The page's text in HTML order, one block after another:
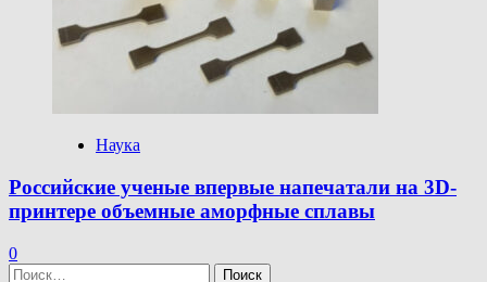
Наука
Российские ученые впервые напечатали на 3D-
принтере объемные аморфные сплавы
0
Найти: